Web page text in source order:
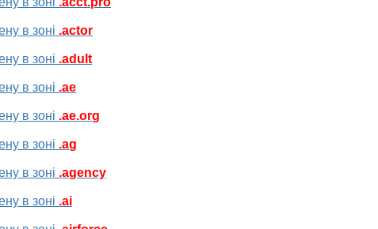
в зоні .actor
в зоні .adult
в зоні .ae
в зоні .ae.org
в зоні .ag
в зоні .agency
в зоні .ai